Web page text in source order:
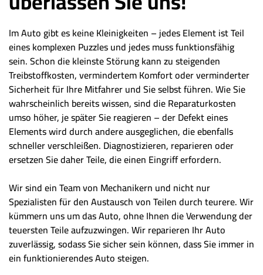
Im Auto gibt es keine Kleinigkeiten – jedes Element ist Teil
eines komplexen Puzzles und jedes muss funktionsfähig
sein. Schon die kleinste Störung kann zu steigenden
Treibstoffkosten, vermindertem Komfort oder verminderter
Sicherheit für Ihre Mitfahrer und Sie selbst führen. Wie Sie
wahrscheinlich bereits wissen, sind die Reparaturkosten
umso höher, je später Sie reagieren – der Defekt eines
Elements wird durch andere ausgeglichen, die ebenfalls
schneller verschleißen. Diagnostizieren, reparieren oder
ersetzen Sie daher Teile, die einen Eingriff erfordern.
Wir sind ein Team von Mechanikern und nicht nur
Spezialisten für den Austausch von Teilen durch teurere. Wir
kümmern uns um das Auto, ohne Ihnen die Verwendung der
teuersten Teile aufzuzwingen. Wir reparieren Ihr Auto
zuverlässig, sodass Sie sicher sein können, dass Sie immer in
ein funktionierendes Auto steigen.